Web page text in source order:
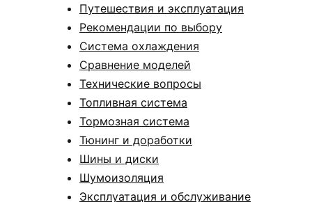
Путешествия и эксплуатация
Рекомендации по выбору
Система охлаждения
Сравнение моделей
Технические вопросы
Топливная система
Тормозная система
Тюнинг и доработки
Шины и диски
Шумоизоляция
Эксплуатация и обслуживание